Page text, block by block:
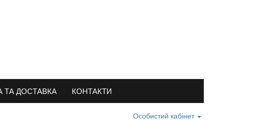
ТА ДОСТАВКА КОНТАКТИ
Особистий кабінет